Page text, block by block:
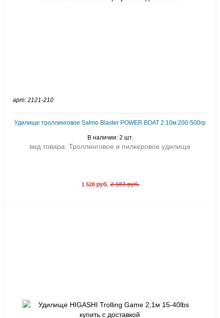
арт: 2121-210
Удилище троллинговое Salmo Blaster POWER BOAT 2.10м 200-500гр
В наличии: 2 шт.
вид товара: Троллинговое и пилкеровое удилище
1 528руб. 2 183 руб.